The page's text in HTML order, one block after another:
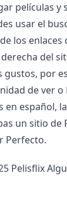
películas y
usar el
los enlaces
del
gustos, por
de ver o
en español,
un sitio de
Perfecto.
Pelisflix